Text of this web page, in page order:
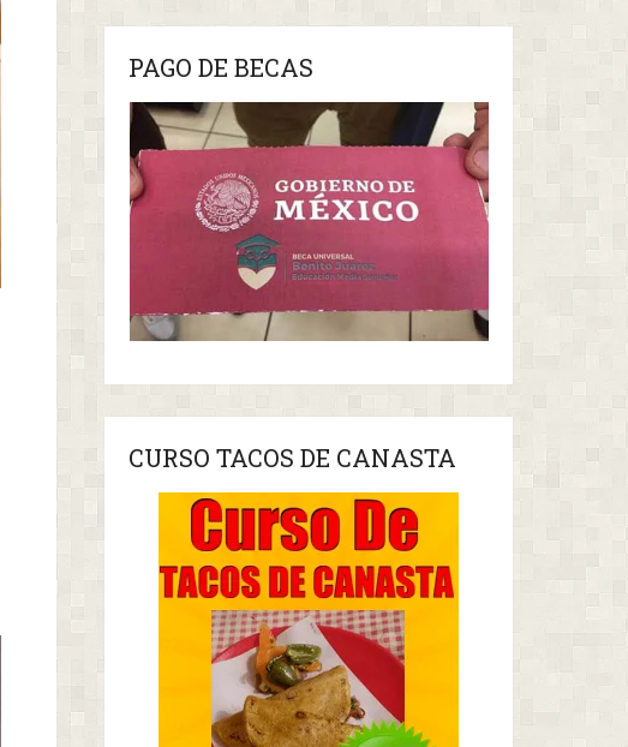
PAGO DE BECAS
CURSO TACOS DE CANASTA